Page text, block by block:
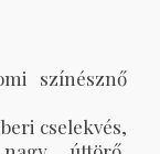
színésznő
cselekvés,